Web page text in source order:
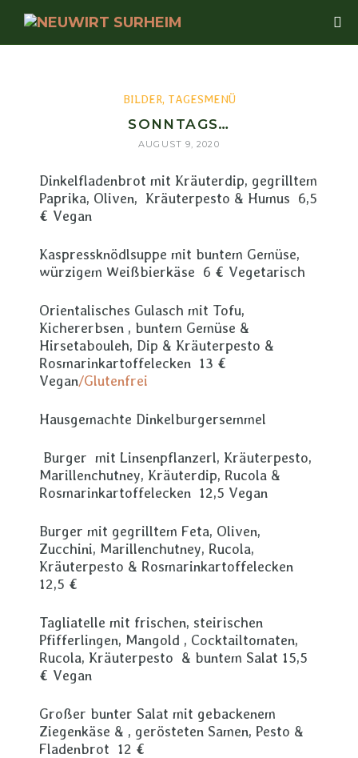
BILDER, TAGESMENÜ
SONNTAGS…
AUGUST 9, 2020
Dinkelfladenbrot mit Kräuterdip, gegrilltem
Paprika, Oliven, Kräuterpesto & Humus 6,5
€ Vegan
Kaspressknödlsuppe mit buntem Gemüse,
würzigem Weißbierkäse 6 € Vegetarisch
Orientalisches Gulasch mit Tofu,
Kichererbsen , buntem Gemüse &
Hirsetabouleh, Dip & Kräuterpesto &
Rosmarinkartoffelecken 13 €
Vegan/Glutenfrei
Hausgemachte Dinkelburgersemmel
Burger mit Linsenpflanzerl, Kräuterpesto,
Marillenchutney, Kräuterdip, Rucola &
Rosmarinkartoffelecken 12,5 Vegan
Burger mit gegrilltem Feta, Oliven,
Zucchini, Marillenchutney, Rucola,
Kräuterpesto & Rosmarinkartoffelecken
12,5 €
Tagliatelle mit frischen, steirischen
Pfifferlingen, Mangold , Cocktailtomaten,
Rucola, Kräuterpesto & buntem Salat 15,5
€ Vegan
Großer bunter Salat mit gebackenem
Ziegenkäse & , gerösteten Samen, Pesto &
Fladenbrot 12 €